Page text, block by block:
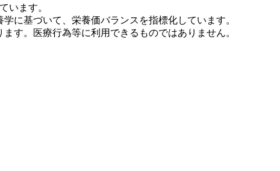
います。
に基づいて、栄養価バランスを指標化しています。
す。医療行為等に利用できるものではありません。